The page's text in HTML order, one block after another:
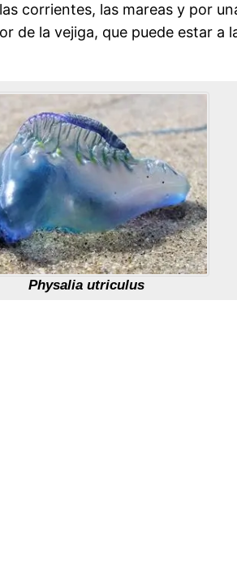
corrientes, las mareas y por
de la vejiga, que puede estar a
Physalia utriculus